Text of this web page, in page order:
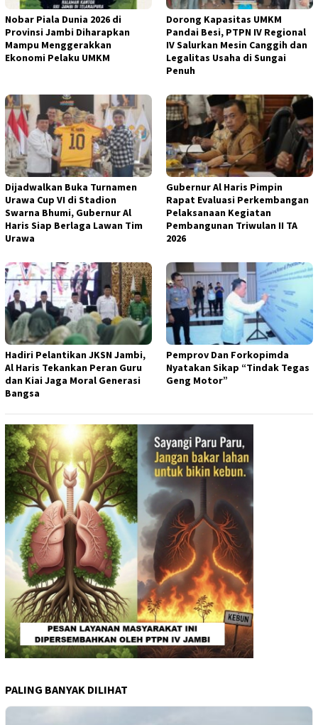
Nobar Piala Dunia 2026 di
Provinsi Jambi Diharapkan
Mampu Menggerakkan
Ekonomi Pelaku UMKM
Dorong Kapasitas UMKM
Pandai Besi, PTPN IV Regional
IV Salurkan Mesin Canggih dan
Legalitas Usaha di Sungai
Penuh
Dijadwalkan Buka Turnamen
Urawa Cup VI di Stadion
Swarna Bhumi, Gubernur Al
Haris Siap Berlaga Lawan Tim
Urawa
Gubernur Al Haris Pimpin
Rapat Evaluasi Perkembangan
Pelaksanaan Kegiatan
Pembangunan Triwulan II TA
2026
Hadiri Pelantikan JKSN Jambi,
Al Haris Tekankan Peran Guru
dan Kiai Jaga Moral Generasi
Bangsa
Pemprov Dan Forkopimda
Nyatakan Sikap “Tindak Tegas
Geng Motor”
PALING BANYAK DILIHAT